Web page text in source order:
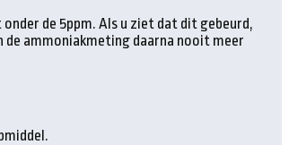
de 5ppm. Als u ziet dat dit gebeurd,
ammoniakmeting daarna nooit meer